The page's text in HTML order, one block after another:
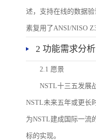
述，支持在线的数据
素复用了ANSI/NISO
2 功能需求分析
2.1 愿景
NSTL十三五发展
NSTL未来五年或更长
为NSTL建成国际一流
标的实现。